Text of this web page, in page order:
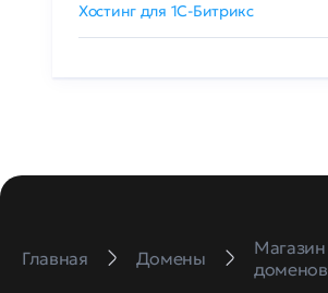
Хостинг для 1C-Битрикс
Главная Домены
Магазин
доменов